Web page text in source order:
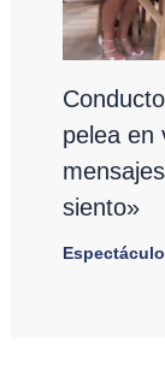
pelea en
siento»